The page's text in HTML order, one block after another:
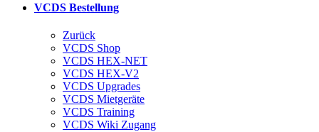
VCDS Bestellung
Zurück
VCDS Shop
VCDS HEX-NET
VCDS HEX-V2
VCDS Upgrades
VCDS Mietgeräte
VCDS Training
VCDS Wiki Zugang